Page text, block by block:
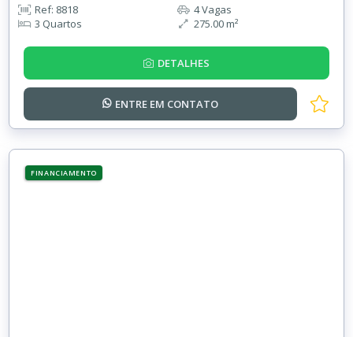
Ref: 8818
3 Quartos
4 Vagas
275.00 m²
DETALHES
ENTRE EM CONTATO
FINANCIAMENTO